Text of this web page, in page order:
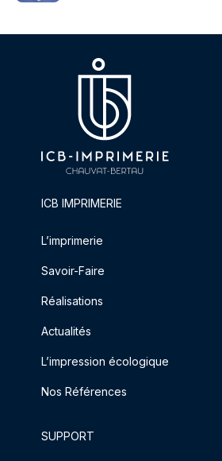
ICB IMPRIMERIE
L’imprimerie
Savoir-Faire
Réalisations
Actualités
L’impression écologique
Nos Références
SUPPORT